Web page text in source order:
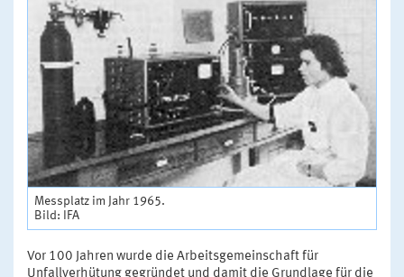
Messplatz im Jahr 1965.
Bild: IFA
Vor 100 Jahren wurde die Arbeitsgemeinschaft für
Unfallverhütung gegründet und damit die Grundlage für die